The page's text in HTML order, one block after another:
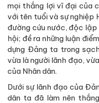
mọi thắng lợi vĩ đại của
với tên tuổi và sự nghiệp
đường cứu nước, độc
hội; đề ra những luận
dựng Đảng ta trong
vừa là người lãnh đạo,
của Nhân dân.
Dưới sự lãnh đạo của
dân ta đã làm nên